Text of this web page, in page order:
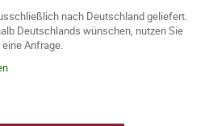
nach Deutschland geliefert.
Deutschlands wünschen, nutzen Sie
Anfrage.